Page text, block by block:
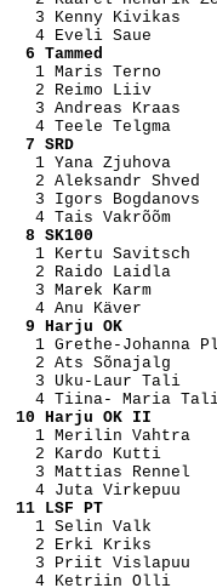
3 Kenny Kivikas
6 Tammed
1 Maris Terno
2 Reimo Liiv
3 Andreas Kraas
7 SRD
1 Yana Zjuhova
2 Aleksandr Shved
3 Igors Bogdanovs
8 SK100
1 Kertu Savitsch
2 Raido Laidla
3 Marek Karm
9 Harju OK
1 Grethe-Johanna
2 Ats Sõnajalg
3 Uku-Laur Tali
10 Harju
1 Merilin Vahtra
2 Kardo Kutti
3 Mattias Rennel
11 LSF PT
1 Selin Valk
2 Erki Kriks
3 Priit Vislapuu